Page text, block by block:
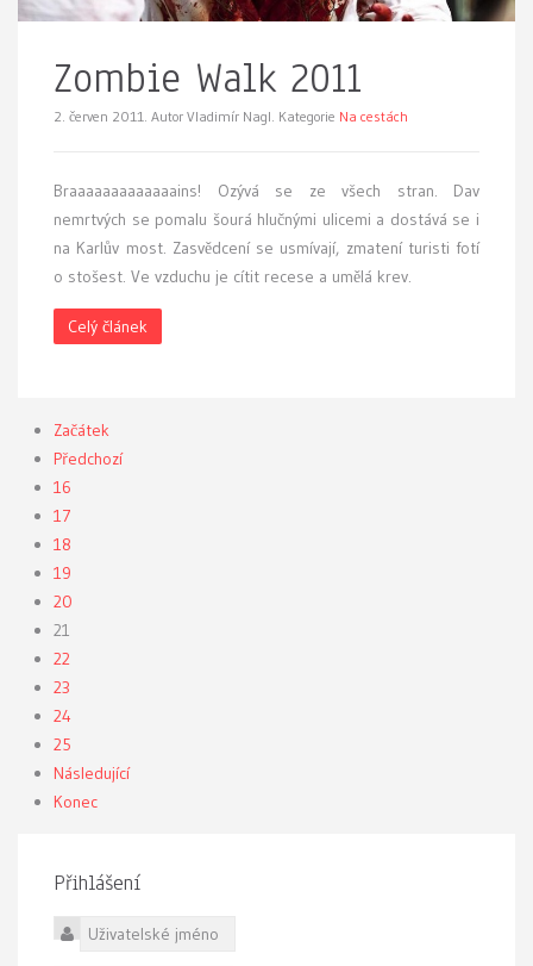
Zombie Walk 2011
2. červen 2011. Autor Vladimír Nagl. Kategorie Na cestách
Braaaaaaaaaaaaains! Ozývá se ze všech stran. Dav
nemrtvých se pomalu šourá hlučnými ulicemi a dostává se i
na Karlův most. Zasvědcení se usmívají, zmatení turisti fotí
o stošest. Ve vzduchu je cítit recese a umělá krev.
Celý článek
Začátek
Předchozí
16
17
18
19
20
21
22
23
24
25
Následující
Konec
Přihlášení
Uživatelské jméno